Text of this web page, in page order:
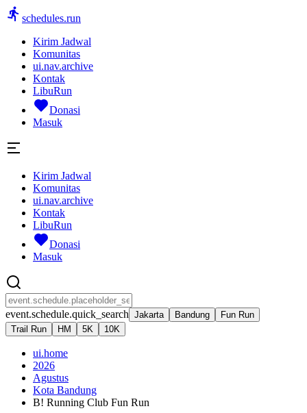
schedules.run
Kirim Jadwal
Komunitas
ui.nav.archive
Kontak
LibuRun
Donasi
Masuk
Kirim Jadwal
Komunitas
ui.nav.archive
Kontak
LibuRun
Donasi
Masuk
event.schedule.quick_search Jakarta Bandung
Fun Run
Trail Run
HM 5K 10K
ui.home
2026
Agustus
Kota Bandung
B! Running Club Fun Run